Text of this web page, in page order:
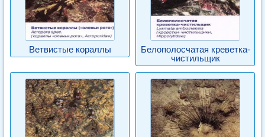
Ветвистые кораллы
Белополосчатая креветка-
чистильщик